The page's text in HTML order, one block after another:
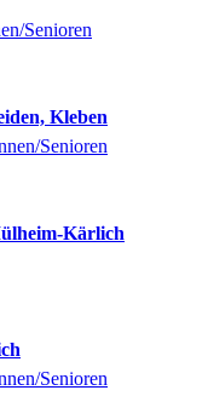
Senioren
Kleben
Senioren
Kärlich
Senioren